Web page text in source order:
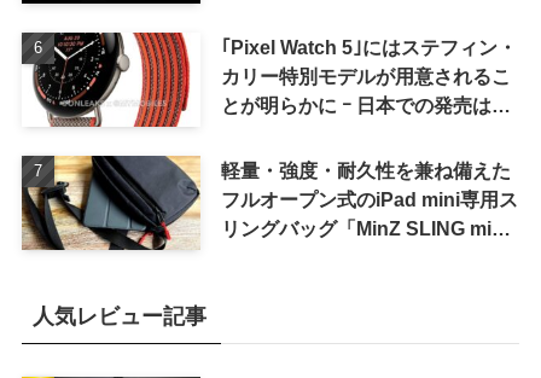
｢Pixel Watch 5｣にはステフィン・
カリー特別モデルが用意されるこ
とが明らかに ｰ 日本での発売は期
軽量・強度・耐久性を兼ね備えた
フルオープン式のiPad mini専用ス
リングバッグ「MinZ SLING mini
人気レビュー記事